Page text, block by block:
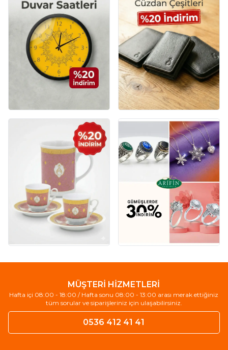
MÜŞTERİ HİZMETLERİ
Hafta içi 08:00 - 18:00 / Hafta sonu 08:00 - 13:00 arası merak ettiğiniz
tüm sorular ve siparişleriniz için ulaşabilirsiniz.
0536 412 41 41